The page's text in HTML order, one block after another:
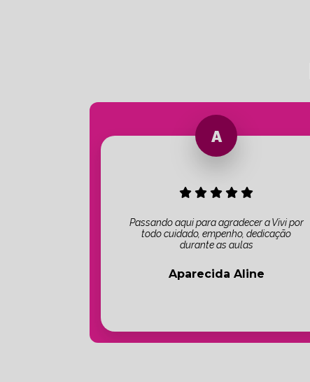
Passando aqui para agradecer a Vivi por
todo cuidado, empenho, dedicação
durante as aulas
Aparecida Aline